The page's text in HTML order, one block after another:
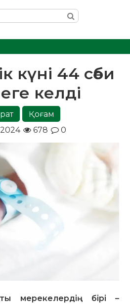
күні 44 сәби
келді
Қоғам
678 0
мерекелердің бірі –